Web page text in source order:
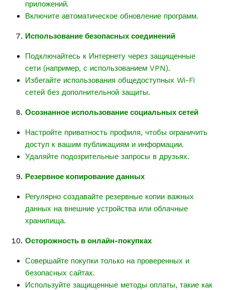
приложений.
Включите автоматическое обновление программ.
Использование безопасных соединений
Подключайтесь к Интернету через защищенные
сети (например, с использованием VPN).
Избегайте использования общедоступных Wi-Fi
сетей без дополнительной защиты.
Осознанное использование социальных сетей
Настройте приватность профиля, чтобы ограничить
доступ к вашим публикациям и информации.
Удаляйте подозрительные запросы в друзьях.
Резервное копирование данных
Регулярно создавайте резервные копии важных
данных на внешние устройства или облачные
хранилища.
Осторожность в онлайн-покупках
Совершайте покупки только на проверенных и
безопасных сайтах.
Используйте защищенные методы оплаты, такие как